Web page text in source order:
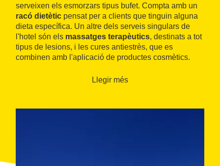
serveixen els esmorzars tipus bufet. Compta amb un
racó dietètic pensat per a clients que tinguin alguna
dieta específica. Un altre dels serveis singulars de
l'hotel són els massatges terapèutics, destinats a tot
tipus de lesions, i les cures antiestrès, que es
combinen amb l'aplicació de productes cosmètics.
Llegir més